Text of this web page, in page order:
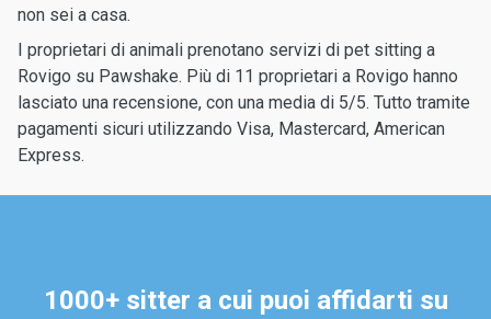
non sei a casa.
I proprietari di animali prenotano servizi di pet sitting a
Rovigo su Pawshake. Più di 11 proprietari a Rovigo hanno
lasciato una recensione, con una media di 5/5. Tutto tramite
pagamenti sicuri utilizzando Visa, Mastercard, American
Express.
1000+ sitter a cui puoi affidarti su